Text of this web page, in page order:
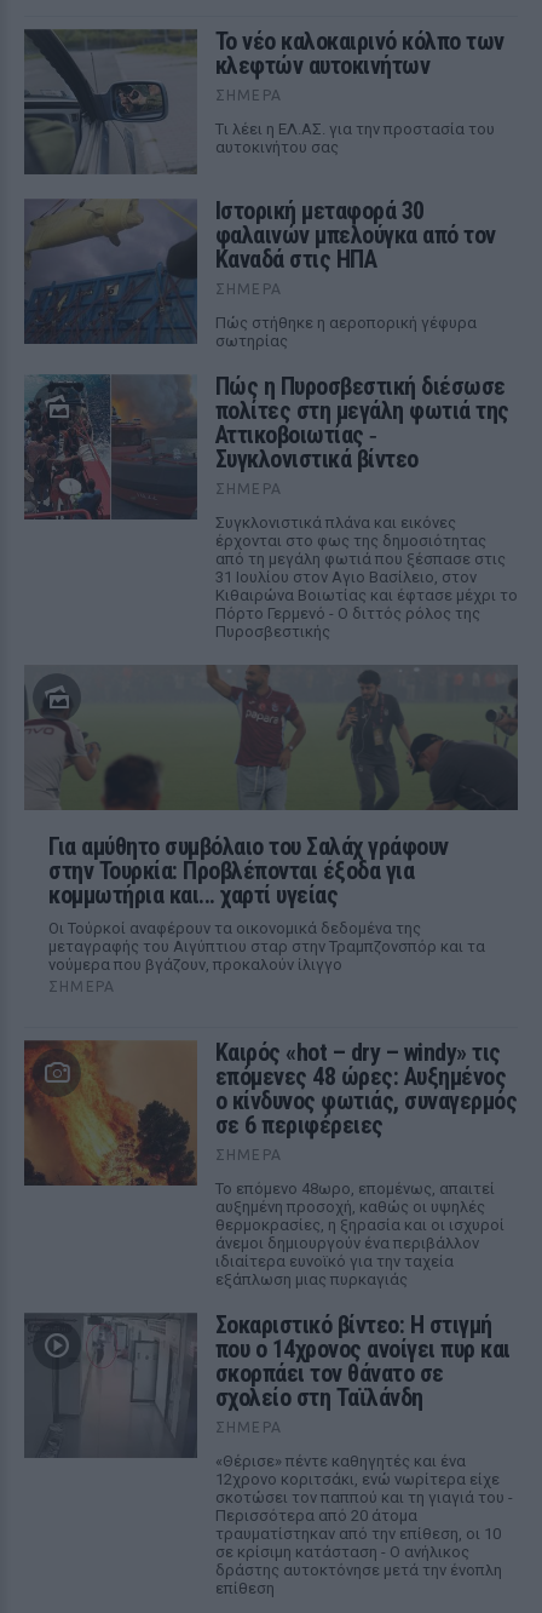
Το νέο καλοκαιρινό κόλπο των
κλεφτών αυτοκινήτων
ΣΉΜΕΡΑ
Tι λέει η ΕΛ.ΑΣ. για την προστασία του
αυτοκινήτου σας
Ιστορική μεταφορά 30
φαλαινών μπελούγκα από τον
Καναδά στις ΗΠΑ
ΣΉΜΕΡΑ
Πώς στήθηκε η αεροπορική γέφυρα
σωτηρίας
Πώς η Πυροσβεστική διέσωσε
πολίτες στη μεγάλη φωτιά της
Αττικοβοιωτίας ‑
Συγκλονιστικά βίντεο
ΣΉΜΕΡΑ
Συγκλονιστικά πλάνα και εικόνες
έρχονται στο φως της δημοσιότητας
από τη μεγάλη φωτιά που ξέσπασε στις
31 Ιουλίου στον Αγιο Βασίλειο, στον
Κιθαιρώνα Βοιωτίας και έφτασε μέχρι το
Πόρτο Γερμενό - Ο διττός ρόλος της
Πυροσβεστικής
Για αμύθητο συμβόλαιο του Σαλάχ γράφουν
στην Τουρκία: Προβλέπονται έξοδα για
κομμωτήρια και... χαρτί υγείας
Οι Τούρκοί αναφέρουν τα οικονομικά δεδομένα της
μεταγραφής του Αιγύπτιου σταρ στην Τραμπζονσπόρ και τα
νούμερα που βγάζουν, προκαλούν ίλιγγο
ΣΉΜΕΡΑ
Καιρός «hot – dry – windy» τις
επόμενες 48 ώρες: Αυξημένος
ο κίνδυνος φωτιάς, συναγερμός
σε 6 περιφέρειες
ΣΉΜΕΡΑ
Το επόμενο 48ωρο, επομένως, απαιτεί
αυξημένη προσοχή, καθώς οι υψηλές
θερμοκρασίες, η ξηρασία και οι ισχυροί
άνεμοι δημιουργούν ένα περιβάλλον
ιδιαίτερα ευνοϊκό για την ταχεία
εξάπλωση μιας πυρκαγιάς
Σοκαριστικό βίντεο: Η στιγμή
που ο 14χρονος ανοίγει πυρ και
σκορπάει τον θάνατο σε
σχολείο στη Ταϊλάνδη
ΣΉΜΕΡΑ
«Θέρισε» πέντε καθηγητές και ένα
12χρονο κοριτσάκι, ενώ νωρίτερα είχε
σκοτώσει τον παππού και τη γιαγιά του -
Περισσότερα από 20 άτομα
τραυματίστηκαν από την επίθεση, οι 10
σε κρίσιμη κατάσταση - Ο ανήλικος
δράστης αυτοκτόνησε μετά την ένοπλη
επίθεση